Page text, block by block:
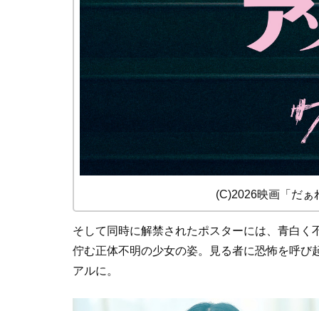
(C)2026映画「だぁ
そして同時に解禁されたポスターには、青白
佇む正体不明の少女の姿。見る者に恐怖を呼
アルに。